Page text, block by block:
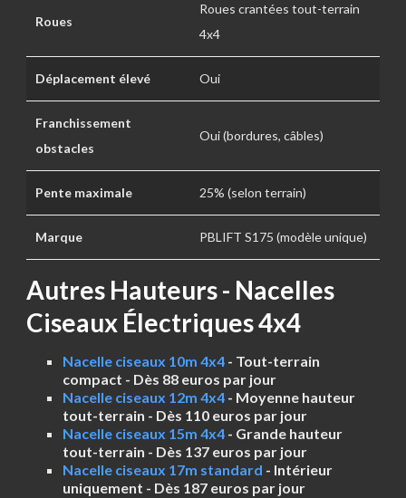
Roues
Roues crantées tout-terrain
4x4
Déplacement élevé Oui
Franchissement
obstacles
Oui (bordures, câbles)
Pente maximale 25% (selon terrain)
Marque PBLIFT S175 (modèle unique)
Autres Hauteurs - Nacelles
Ciseaux Électriques 4x4
Nacelle ciseaux 10m 4x4 - Tout-terrain
compact - Dès 88 euros par jour
Nacelle ciseaux 12m 4x4 - Moyenne hauteur
tout-terrain - Dès 110 euros par jour
Nacelle ciseaux 15m 4x4 - Grande hauteur
tout-terrain - Dès 137 euros par jour
Nacelle ciseaux 17m standard - Intérieur
uniquement - Dès 187 euros par jour